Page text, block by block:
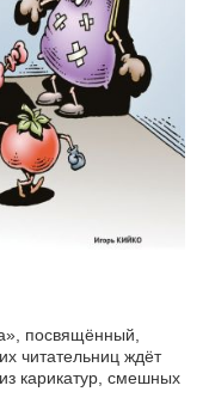
посвящённый,
карикатур, смешных